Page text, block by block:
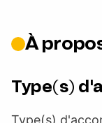
À
Type(s)
Type(s)